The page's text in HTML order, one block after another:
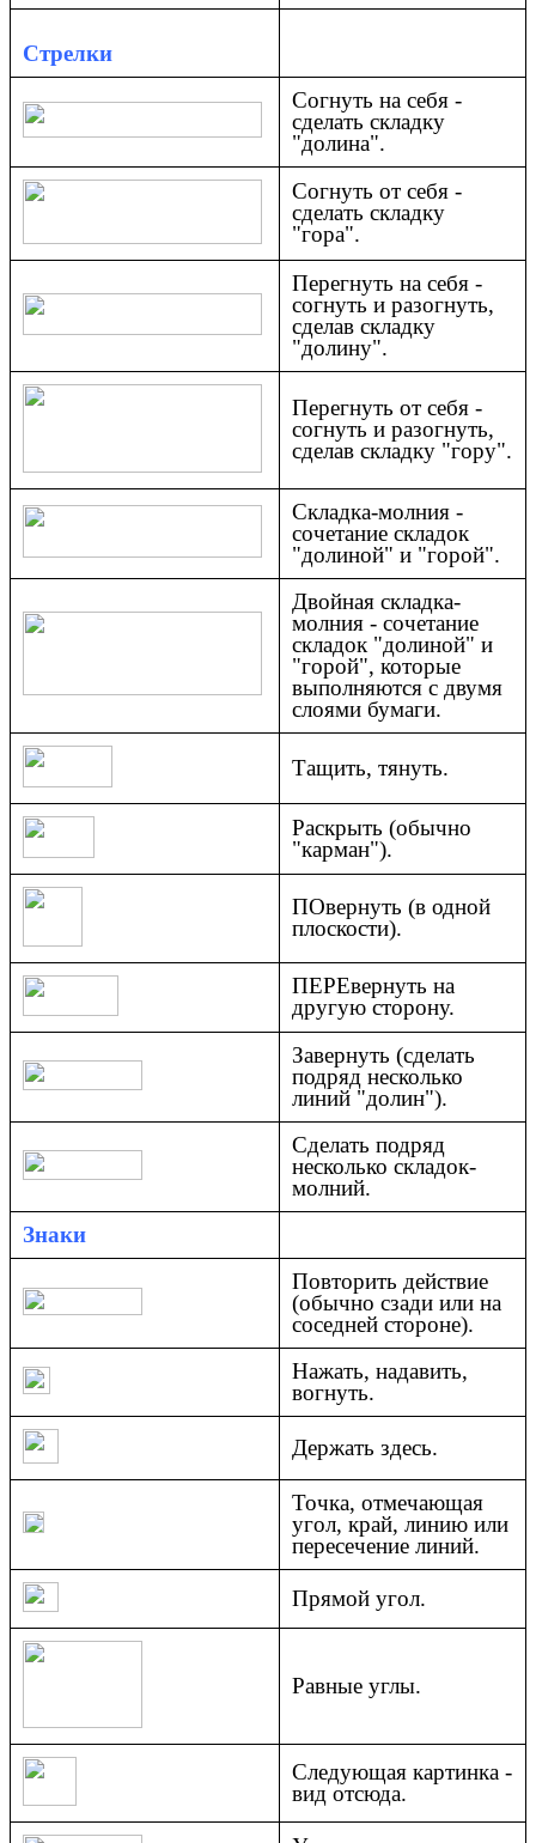
Стрелки
Согнуть на себя -
сделать складку
"долина".
Согнуть от себя -
сделать складку
"гора".
Перегнуть на себя -
согнуть и разогнуть,
сделав складку
"долину".
Перегнуть от себя -
согнуть и разогнуть,
сделав складку "гору".
Складка-молния -
сочетание складок
"долиной" и "горой".
Двойная складка-
молния - сочетание
складок "долиной" и
"горой", которые
выполняются с двумя
слоями бумаги.
Тащить, тянуть.
Раскрыть (обычно
"карман").
ПОвернуть (в одной
плоскости).
ПЕРЕвернуть на
другую сторону.
Завернуть (сделать
подряд несколько
линий "долин").
Сделать подряд
несколько складок-
молний.
Знаки
Повторить действие
(обычно сзади или на
соседней стороне).
Нажать, надавить,
вогнуть.
Держать здесь.
Точка, отмечающая
угол, край, линию или
пересечение линий.
Прямой угол.
Равные углы.
Следующая картинка -
вид отсюда.